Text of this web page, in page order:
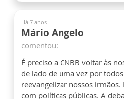
Há 7 anos
Mário Angelo
comentou:
É preciso a CNBB voltar às
de lado de uma vez por
reevangelizar nossos irmãos.
com políticas públicas. A